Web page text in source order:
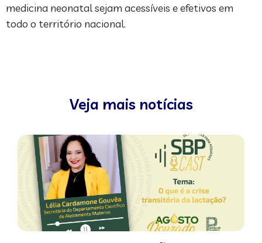
medicina neonatal sejam acessíveis e efetivos em
todo o território nacional.
Veja mais notícias